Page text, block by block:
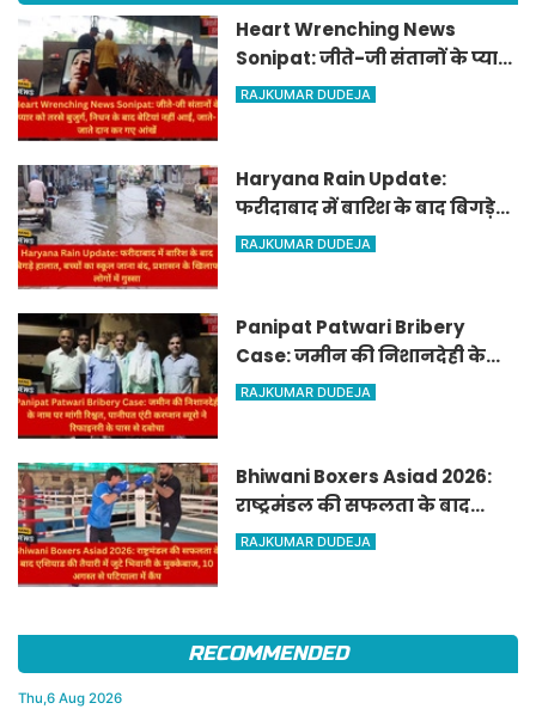
Heart Wrenching News
Sonipat: जीते-जी संतानों के प्यार
को तरसे बुजुर्ग, निधन के बाद
RAJKUMAR DUDEJA
Haryana Rain Update:
फरीदाबाद में बारिश के बाद बिगड़े
हालात, बच्चों का स्कूल जाना बंद,
RAJKUMAR DUDEJA
Panipat Patwari Bribery
Case: जमीन की निशानदेही के
नाम पर मांगी रिश्वत, पानीपत एंटी
RAJKUMAR DUDEJA
Bhiwani Boxers Asiad 2026:
राष्ट्रमंडल की सफलता के बाद
एशियाड की तैयारी में जुटे भिवानी के
RAJKUMAR DUDEJA
RECOMMENDED
Thu,6 Aug 2026